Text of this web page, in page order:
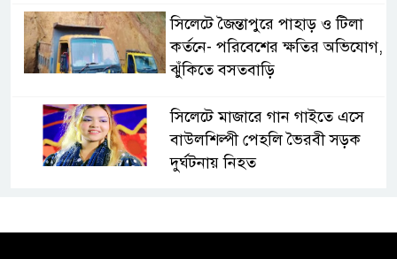
সিলেটে জৈন্তাপুরে পাহাড় ও টিলা
কর্তনে- পরিবেশের ক্ষতির অভিযোগ,
ঝুঁকিতে বসতবাড়ি
সিলেটে মাজারে গান গাইতে এসে
বাউলশিল্পী পেহলি ভৈরবী সড়ক
দুর্ঘটনায় নিহত
ঢাকা-সিলেট মহাসড়কে দুটি